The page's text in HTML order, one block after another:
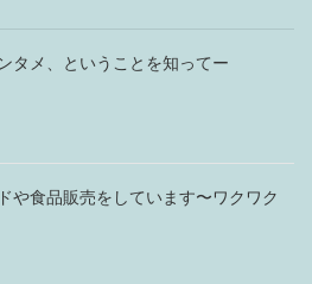
タメ、ということを知ってー
や食品販売をしています〜ワクワク